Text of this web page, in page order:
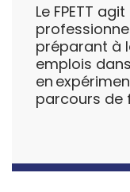
Le FPETT
préparant à
emplois
en
parcours de